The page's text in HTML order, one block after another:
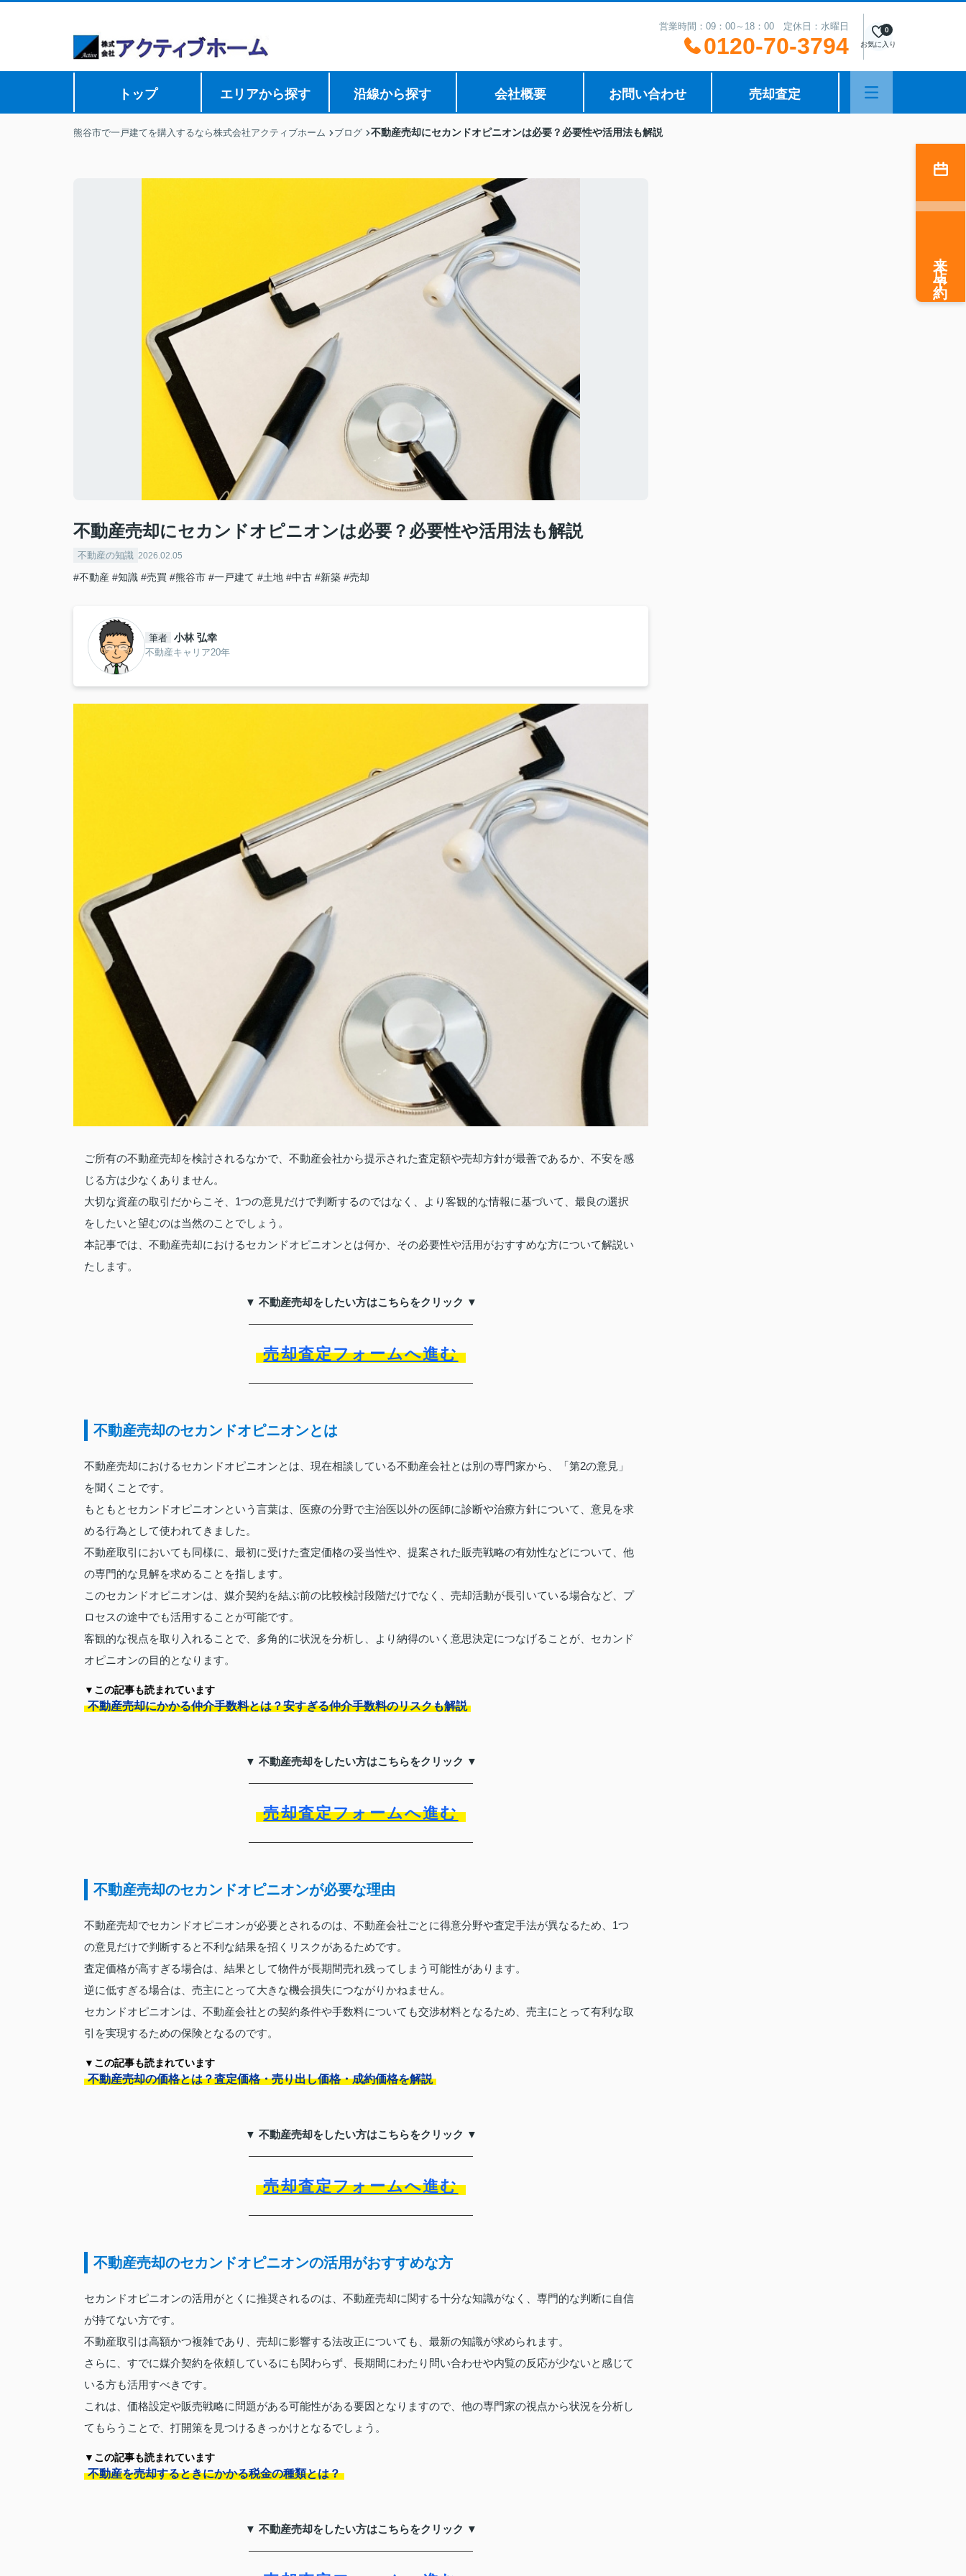
営業時間：09：00～18：00 定休日：水曜日
0120-70-3794 お気に入り
0
トップ エリアから探す 沿線から探す 会社概要 お問い合わせ 売却査定
熊谷市で一戸建てを購入するなら株式会社アクティブホーム ブログ 不動産売却にセカンドオピニオンは必要？必要性や活用法も解説
不動産売却にセカンドオピニオンは必要？必要性や活用法も解説
不動産の知識 2026.02.05
#不動産 #知識 #売買 #熊谷市 #一戸建て #土地 #中古 #新築 #売却
筆者 小林 弘幸
不動産キャリア20年
ご所有の不動産売却を検討されるなかで、不動産会社から提示された査定額や売却方針が最善であるか、不安を感
じる方は少なくありません。
大切な資産の取引だからこそ、1つの意見だけで判断するのではなく、より客観的な情報に基づいて、最良の選択
をしたいと望むのは当然のことでしょう。
本記事では、不動産売却におけるセカンドオピニオンとは何か、その必要性や活用がおすすめな方について解説い
たします。
▼ 不動産売却をしたい方はこちらをクリック ▼
売却査定フォームへ進む
不動産売却のセカンドオピニオンとは
不動産売却におけるセカンドオピニオンとは、現在相談している不動産会社とは別の専門家から、「第2の意見」
を聞くことです。
もともとセカンドオピニオンという言葉は、医療の分野で主治医以外の医師に診断や治療方針について、意見を求
める行為として使われてきました。
不動産取引においても同様に、最初に受けた査定価格の妥当性や、提案された販売戦略の有効性などについて、他
の専門的な見解を求めることを指します。
このセカンドオピニオンは、媒介契約を結ぶ前の比較検討段階だけでなく、売却活動が長引いている場合など、プ
ロセスの途中でも活用することが可能です。
客観的な視点を取り入れることで、多角的に状況を分析し、より納得のいく意思決定につなげることが、セカンド
オピニオンの目的となります。
▼この記事も読まれています
不動産売却にかかる仲介手数料とは？安すぎる仲介手数料のリスクも解説
▼ 不動産売却をしたい方はこちらをクリック ▼
売却査定フォームへ進む
不動産売却のセカンドオピニオンが必要な理由
不動産売却でセカンドオピニオンが必要とされるのは、不動産会社ごとに得意分野や査定手法が異なるため、1つ
の意見だけで判断すると不利な結果を招くリスクがあるためです。
査定価格が高すぎる場合は、結果として物件が長期間売れ残ってしまう可能性があります。
逆に低すぎる場合は、売主にとって大きな機会損失につながりかねません。
セカンドオピニオンは、不動産会社との契約条件や手数料についても交渉材料となるため、売主にとって有利な取
引を実現するための保険となるのです。
▼この記事も読まれています
不動産売却の価格とは？査定価格・売り出し価格・成約価格を解説
▼ 不動産売却をしたい方はこちらをクリック ▼
売却査定フォームへ進む
不動産売却のセカンドオピニオンの活用がおすすめな方
セカンドオピニオンの活用がとくに推奨されるのは、不動産売却に関する十分な知識がなく、専門的な判断に自信
が持てない方です。
不動産取引は高額かつ複雑であり、売却に影響する法改正についても、最新の知識が求められます。
さらに、すでに媒介契約を依頼しているにも関わらず、長期間にわたり問い合わせや内覧の反応が少ないと感じて
いる方も活用すべきです。
これは、価格設定や販売戦略に問題がある可能性がある要因となりますので、他の専門家の視点から状況を分析し
てもらうことで、打開策を見つけるきっかけとなるでしょう。
▼この記事も読まれています
不動産を売却するときにかかる税金の種類とは？
▼ 不動産売却をしたい方はこちらをクリック ▼
来店予約